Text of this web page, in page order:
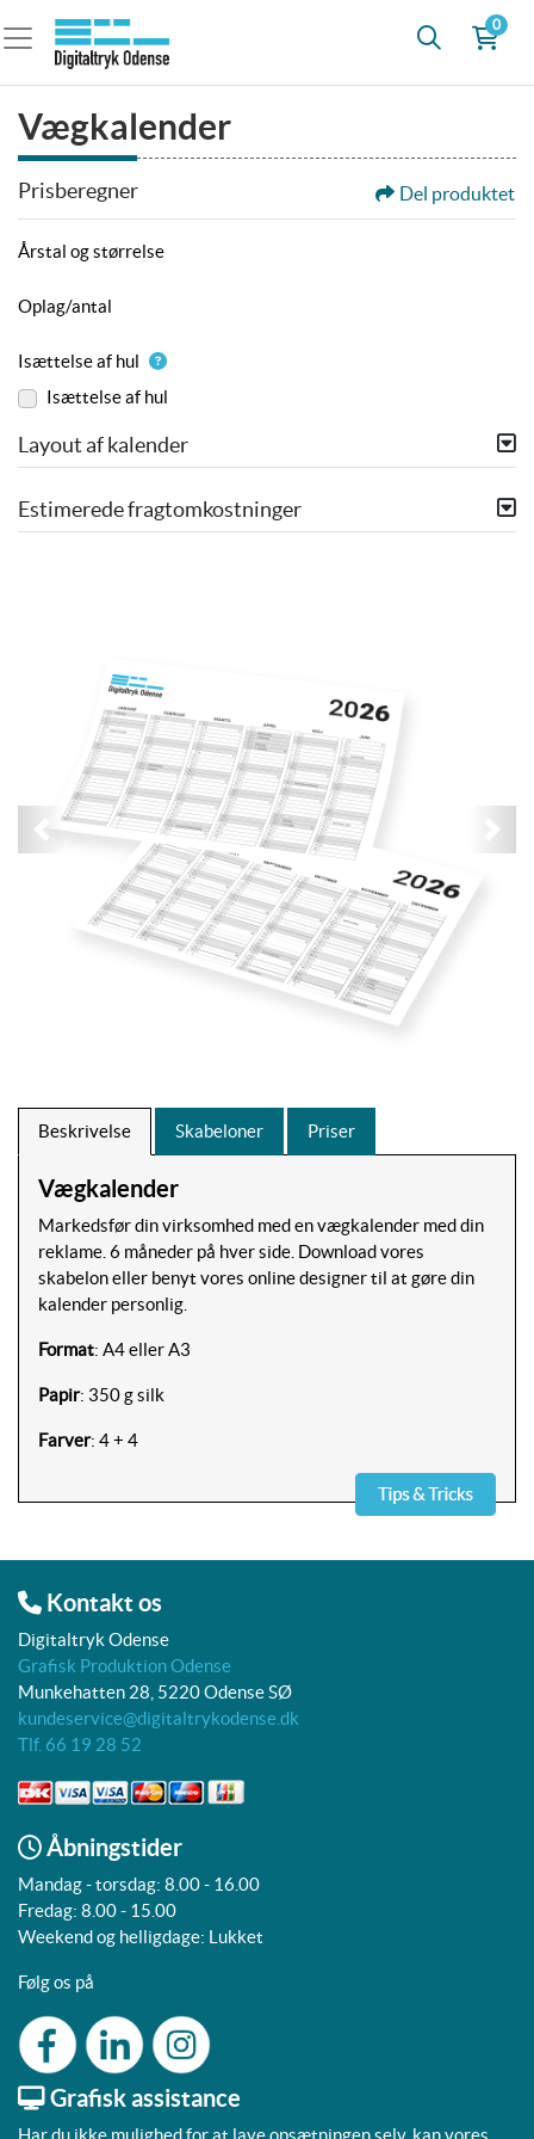
0
Vægkalender
Prisberegner Del produktet
Årstal og størrelse
Oplag/antal
Isættelse af hul
Isættelse af hul
Layout af kalender
Estimerede fragtomkostninger
Beskrivelse Skabeloner Priser
Vægkalender
Markedsfør din virksomhed med en vægkalender med din
reklame. 6 måneder på hver side. Download vores
skabelon eller benyt vores online designer til at gøre din
kalender personlig.
Format: A4 eller A3
Papir: 350 g silk
Farver: 4 + 4
Kontakt os
Digitaltryk Odense
Grafisk Produktion Odense
Munkehatten 28, 5220 Odense SØ
kundeservice@digitaltrykodense.dk
Tlf. 66 19 28 52
Åbningstider
Mandag - torsdag: 8.00 - 16.00
Fredag: 8.00 - 15.00
Weekend og helligdage: Lukket
Følg os på
Grafisk assistance